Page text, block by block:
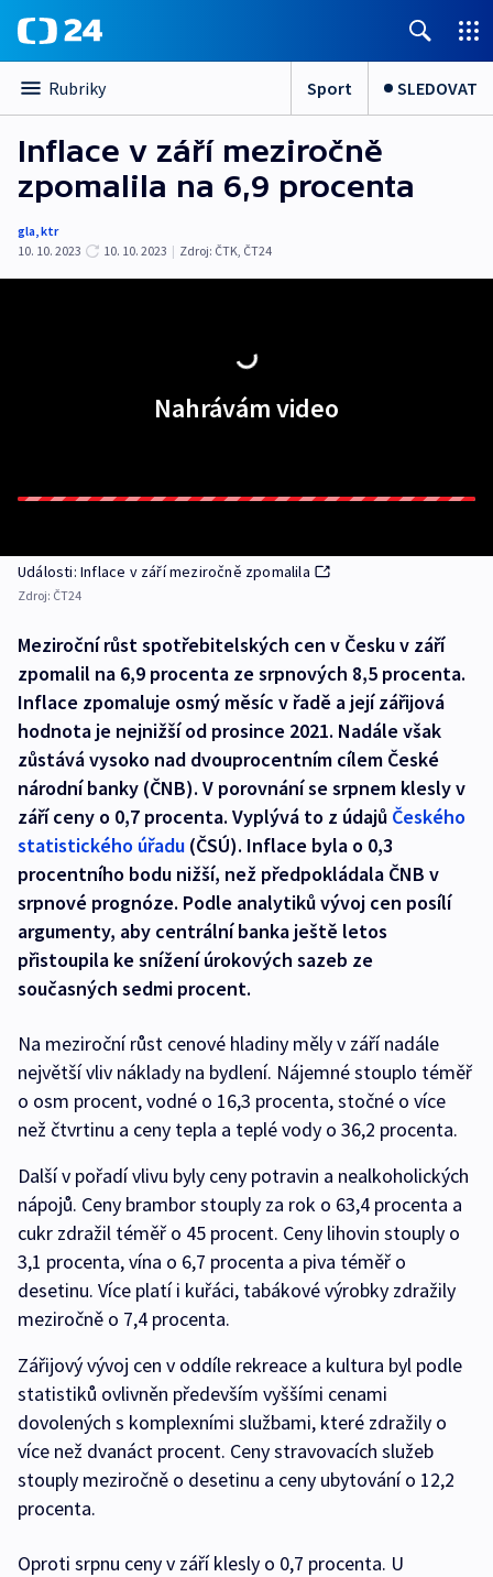
Rubriky Sport SLEDOVAT
Inflace v září meziročně
zpomalila na 6,9 procenta
gla,ktr
10. 10. 2023
10. 10. 2023 | Zdroj: ČTK, ČT24
Nahrávám video
Události: Inflace v září meziročně zpomalila
Zdroj: ČT24
Meziroční růst spotřebitelských cen v Česku v září
zpomalil na 6,9 procenta ze srpnových 8,5 procenta.
Inflace zpomaluje osmý měsíc v řadě a její zářijová
hodnota je nejnižší od prosince 2021. Nadále však
zůstává vysoko nad dvouprocentním cílem České
národní banky (ČNB). V porovnání se srpnem klesly v
září ceny o 0,7 procenta. Vyplývá to z údajů Českého
statistického úřadu (ČSÚ). Inflace byla o 0,3
procentního bodu nižší, než předpokládala ČNB v
srpnové prognóze. Podle analytiků vývoj cen posílí
argumenty, aby centrální banka ještě letos
přistoupila ke snížení úrokových sazeb ze
současných sedmi procent.
Na meziroční růst cenové hladiny měly v září nadále
největší vliv náklady na bydlení. Nájemné stouplo téměř
o osm procent, vodné o 16,3 procenta, stočné o více
než čtvrtinu a ceny tepla a teplé vody o 36,2 procenta.
Další v pořadí vlivu byly ceny potravin a nealkoholických
nápojů. Ceny brambor stouply za rok o 63,4 procenta a
cukr zdražil téměř o 45 procent. Ceny lihovin stouply o
3,1 procenta, vína o 6,7 procenta a piva téměř o
desetinu. Více platí i kuřáci, tabákové výrobky zdražily
meziročně o 7,4 procenta.
Zářijový vývoj cen v oddíle rekreace a kultura byl podle
statistiků ovlivněn především vyššími cenami
dovolených s komplexními službami, které zdražily o
více než dvanáct procent. Ceny stravovacích služeb
stouply meziročně o desetinu a ceny ubytování o 12,2
procenta.
Oproti srpnu ceny v září klesly o 0,7 procenta. U